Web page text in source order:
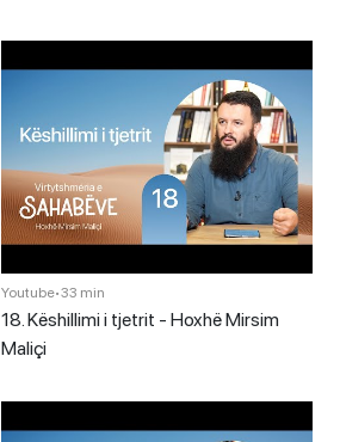
Youtube•33 min
18. Këshillimi i tjetrit - Hoxhë Mirsim
Maliçi